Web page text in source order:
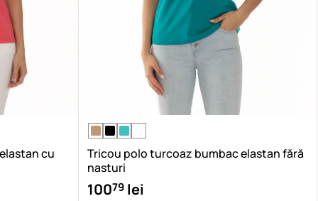
cu
Tricou polo turcoaz bumbac elastan fără
nasturi
10079 lei